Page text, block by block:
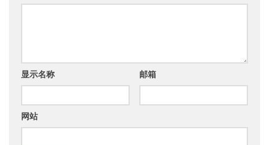
显示名称 邮箱
网站